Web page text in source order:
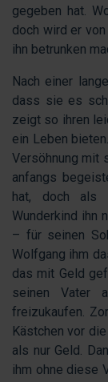
gegeben hat.
doch wird er
ihn betrunken
Nach einer
dass sie es
zeigt so ihren
ein Leben
Versöhnung mit
anfangs
hat, doch als
Wunderkind ihn
– für seinen
Wolfgang ihm
das mit Geld
seinen Vater
freizukaufen.
Kästchen vor
als nur Geld.
ihm ohne diese